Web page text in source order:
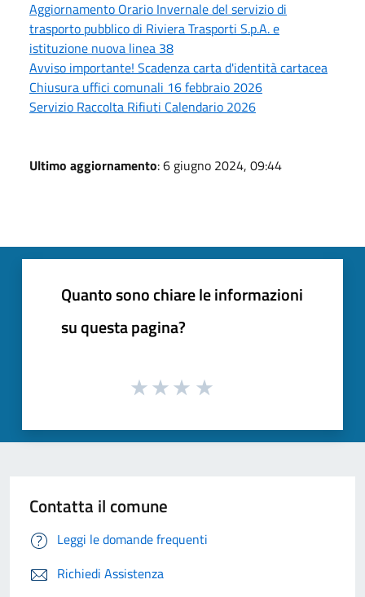
Aggiornamento Orario Invernale del servizio di
trasporto pubblico di Riviera Trasporti S.p.A. e
istituzione nuova linea 38
Avviso importante! Scadenza carta d'identità cartacea
Chiusura uffici comunali 16 febbraio 2026
Servizio Raccolta Rifiuti Calendario 2026
Ultimo aggiornamento: 6 giugno 2024, 09:44
Quanto sono chiare le informazioni
su questa pagina?
Contatta il comune
Leggi le domande frequenti
Richiedi Assistenza